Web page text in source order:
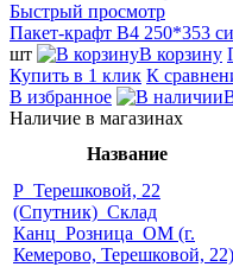
Быстрый просмотр
Пакет-крафт B4 250*353
шт
В корзину
Купить в 1 клик К
В избранное
Наличие в магазинах
Название
Р_Терешковой, 22
(Спутник)_Склад
Канц_Розница_ОМ (г.
Кемерово, Терешковой, 22)